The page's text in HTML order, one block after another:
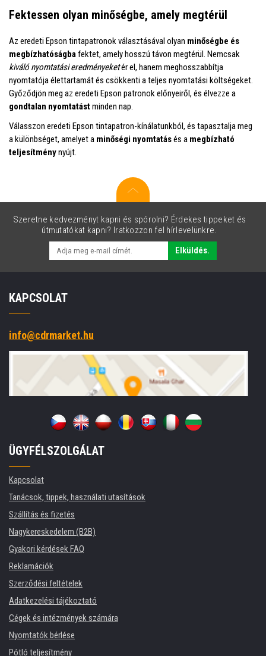
Fektessen olyan minőségbe, amely megtérül
Az eredeti Epson tintapatronok választásával olyan minőségbe és
megbízhatóságbafektet, amely hosszú távon megtérül. Nemcsak
kiváló nyomtatási eredményeketér el, hanem meghosszabbítja
nyomtatója élettartamát és csökkenti a teljes nyomtatási költségeket.
Győződjön meg az eredeti Epson patronok előnyeiről, és élvezze a
gondtalan nyomtatástminden nap.
Válasszon eredeti Epson tintapatron-kínálatunkból, és tapasztalja meg
a különbséget, amelyet a minőségi nyomtatásés a megbízható
teljesítménynyújt.
Szeretne kedvezményt kapni és spórolni? Érdekes tippeket és
útmutatókat kapni? Iratkozzon fel hírlevelünkre.
Elküldés.
KAPCSOLAT
info@cdrmarket.hu
ÜGYFÉLSZOLGÁLAT
Kapcsolat
Tanácsok, tippek, használati utasítások
Szállítás és fizetés
Nagykereskedelem (B2B)
Gyakori kérdések FAQ
Reklamációk
Szerződési feltételek
Adatkezelési tájékoztató
Cégek és intézmények számára
Nyomtatók bérlése
Pótló teljesítmény